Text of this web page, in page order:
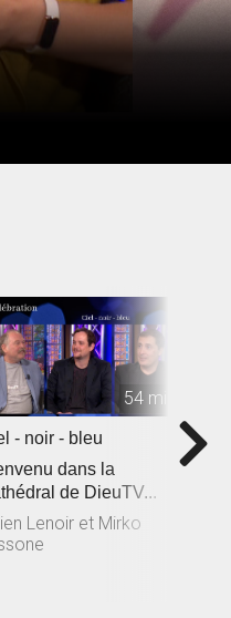
54 min
- noir - bleu
dans la
de DieuTV...
Lenoir et Mirko